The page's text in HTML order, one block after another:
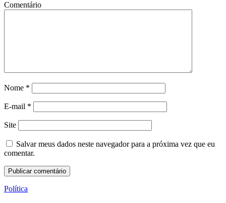
Comentário
Nome *
E-mail *
Site
Salvar meus dados neste navegador para a próxima vez que eu
comentar.
Política